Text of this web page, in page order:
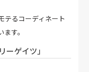
テるコーディネート
す。
ーゲイツ」